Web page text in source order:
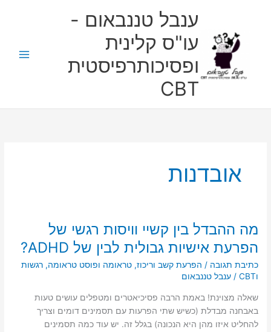
ענבל טננבאום -
עו"ס קלינית
ופסיכותרפיסטית
CBT
אובדנות
מה ההבדל בין קשיי וויסות רגשי של
הפרעת אישיות גבולית לבין של ADHD?
כתיבת תגובה / הפרעת קשב וריכוז,טראומה ופוסט טראומה,רגשות
וCBT
/ענבל טננבאום
שאלה מצוינת! באמת הרבה פסיכיאטרים ומטפלים עושים טעות
באבחנה מבדלת (כשיש שתי הפרעות עם תסמינים דומים וצריך
להחליט איזו מהן היא הנכונה) בגלל זה. יש עוד כמה תסמינים
מה
בין
קשיי
וויסות
רגשי
הפרעת